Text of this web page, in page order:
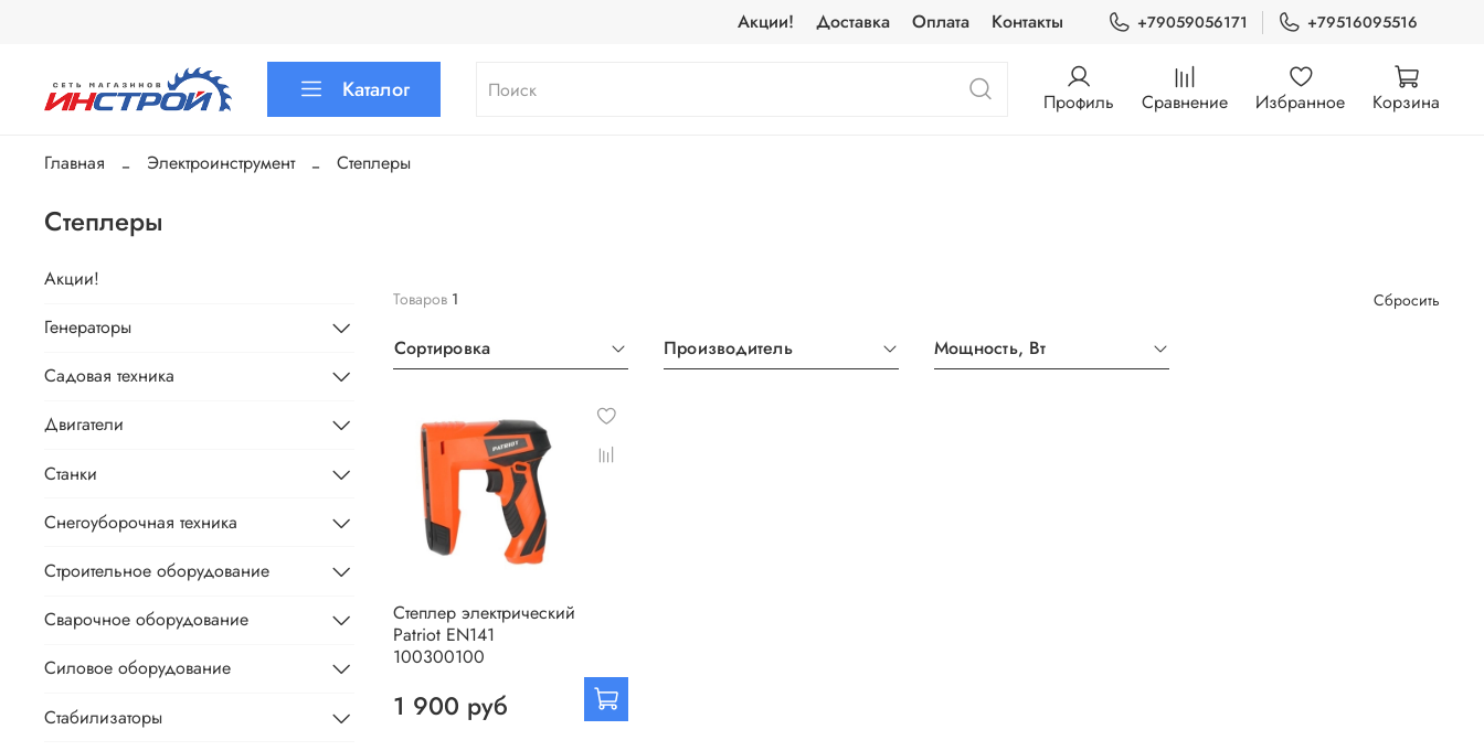
Акции! Доставка Оплата Контакты +79059056171 +79516095516
Каталог Профиль Сравнение Избранное Корзина
Главная Электроинструмент Степлеры
Степлеры
Товаров 1 Сбросить
Сортировка Производитель Мощность, Вт
Степлер электрический
Patriot EN141
100300100
1 900 руб
Акции!
Генераторы
Садовая техника
Двигатели
Станки
Снегоуборочная техника
Строительное оборудование
Сварочное оборудование
Силовое оборудование
Стабилизаторы